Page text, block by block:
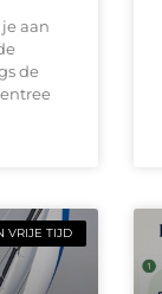
aan
de
VRIJE TIJD